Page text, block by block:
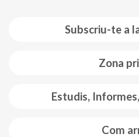
Subscriu-te a
Zona
Estudis,
Com